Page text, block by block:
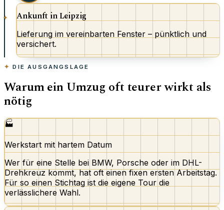
Ankunft in Leipzig
Lieferung im vereinbarten Fenster – pünktlich und
versichert.
DIE AUSGANGSLAGE
Warum ein Umzug oft teurer wirkt als
nötig
🏭
Werkstart mit hartem Datum
Wer für eine Stelle bei BMW, Porsche oder im DHL-
Drehkreuz kommt, hat oft einen fixen ersten Arbeitstag.
Für so einen Stichtag ist die eigene Tour die
verlässlichere Wahl.